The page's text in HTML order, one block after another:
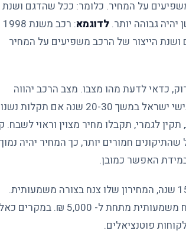
על המחיר. כלומר: ככל שהדגם ושנת
גבוהה יותר. לדוגמא
: רכב משנת 1998
ה- 2000/2000+. ללא ספק, הדגם ושנת הייצור של הרכב משפיעים על המחיר
כדאי לדעת מהו מצבו. מצב הרכב יהווה
חשיבות רבה בעיני קונה הרכבים, לטובה ולרעה. אם מדובר ברכב שנע על כבישי ישראל במשך 20-30 שנה אם
לגמרי, תקבלו מחיר מצוין וראוי לשבח.
חמורים יותר, כך המחיר יהיה
– אם מדובר ברכב וותיק, רכב שנמצא בכביש יותר מ- 15 שנה, המחירון שלו צנח בצורה משמעותית.
כלומר: ייתכן שהמחירון כבר לא תקף, שהרכב לא מיוצר עוד, או שהמחיר צנח משמעותית מתחת ל-
פוטנציאלים.